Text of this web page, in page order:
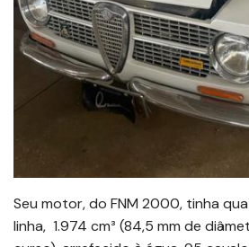
Seu motor, do FNM 2000, tinha
linha, 1.974 cm³ (84,5 mm de